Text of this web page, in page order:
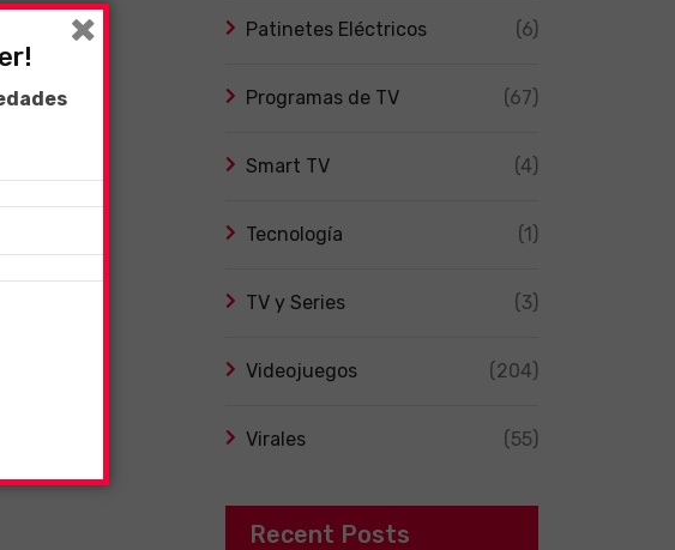
Patinetes Eléctricos (6)
Programas de TV (67)
Smart TV (4)
Tecnología (1)
TV y Series (3)
Videojuegos (204)
Virales (55)
Recent Posts
×